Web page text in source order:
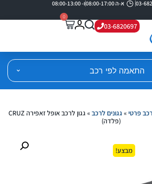
03- א-ה 08:00-17:00 ו- 08:00-13:00
03-6820697
0
התאמה לפי רכב
פרטי» גגונים לרכב»
גגון לרכב אופל זאפירה CRUZ
(פלדה)
מבצע!